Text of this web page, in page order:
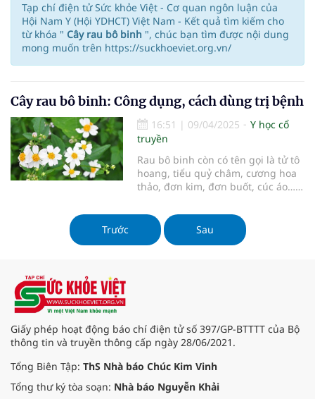
Tạp chí điện tử Sức khỏe Việt - Cơ quan ngôn luận của
Hội Nam Y (Hội YDHCT) Việt Nam - Kết quả tìm kiếm cho
từ khóa " Cây rau bô binh ", chúc bạn tìm được nội dung
mong muốn trên https://suckhoeviet.org.vn/
Cây rau bô binh: Công dụng, cách dùng trị bệnh
16:51 | 09/04/2025
Y học cổ
truyền
Rau bô binh còn có tên gọi là tử tô
hoang, tiểu quỷ châm, cương hoa
thảo, đơn kim, đơn buốt, cúc áo…
thấy ở ven đường, bờ ruộng, bãi
hoang quanh nhà. Theo y học cổ
truyền, rau bô binh có vị ngọt
Trước Sau
Giấy phép hoạt động báo chí điện tử số 397/GP-BTTTT của Bộ
thông tin và truyền thông cấp ngày 28/06/2021.
Tổng Biên Tập: ThS Nhà báo Chúc Kim Vinh
Tổng thư ký tòa soạn: Nhà báo Nguyễn Khải